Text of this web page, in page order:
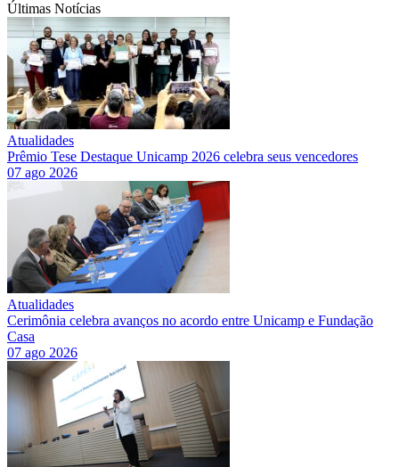
Últimas Notícias
Atualidades
Prêmio Tese Destaque Unicamp 2026 celebra seus vencedores
07 ago 2026
Atualidades
Cerimônia celebra avanços no acordo entre Unicamp e Fundação
Casa
07 ago 2026